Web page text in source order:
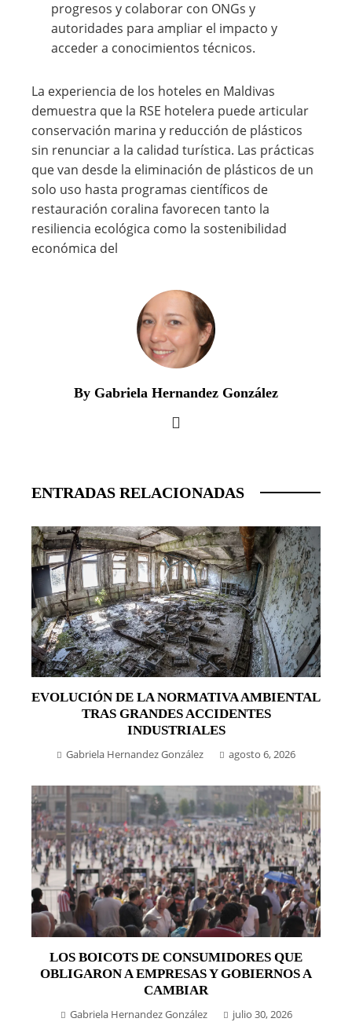
progresos y colaborar con ONGs y
autoridades para ampliar el impacto y
acceder a conocimientos técnicos.
La experiencia de los hoteles en Maldivas
demuestra que la RSE hotelera puede articular
conservación marina y reducción de plásticos
sin renunciar a la calidad turística. Las prácticas
que van desde la eliminación de plásticos de un
solo uso hasta programas científicos de
restauración coralina favorecen tanto la
resiliencia ecológica como la sostenibilidad
económica del
By Gabriela Hernandez González
ENTRADAS RELACIONADAS
EVOLUCIÓN DE LA NORMATIVA AMBIENTAL
TRAS GRANDES ACCIDENTES
INDUSTRIALES
Gabriela Hernandez González agosto 6, 2026
LOS BOICOTS DE CONSUMIDORES QUE
OBLIGARON A EMPRESAS Y GOBIERNOS A
CAMBIAR
Gabriela Hernandez González julio 30, 2026